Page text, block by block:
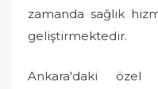
zamanda sağlık
geliştirmektedir.
Ankara'daki özel